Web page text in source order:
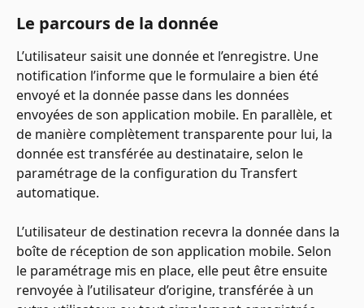
Le parcours de la donnée
L’utilisateur saisit une donnée et l’enregistre. Une
notification l’informe que le formulaire a bien été
envoyé et la donnée passe dans les données
envoyées de son application mobile. En parallèle, et
de manière complètement transparente pour lui, la
donnée est transférée au destinataire, selon le
paramétrage de la configuration du Transfert
automatique.
L’utilisateur de destination recevra la donnée dans la
boîte de réception de son application mobile. Selon
le paramétrage mis en place, elle peut être ensuite
renvoyée à l’utilisateur d’origine, transférée à un